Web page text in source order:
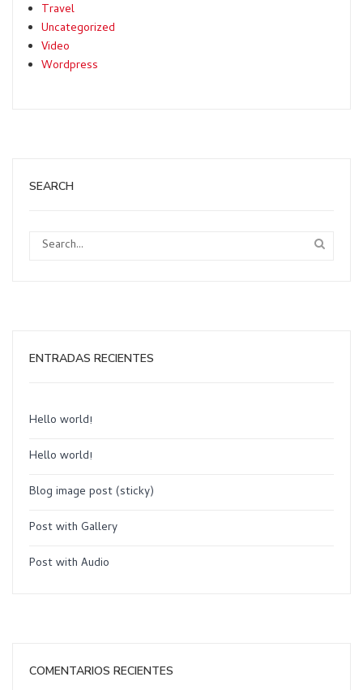
Travel
Uncategorized
Video
Wordpress
SEARCH
ENTRADAS RECIENTES
Hello world!
Hello world!
Blog image post (sticky)
Post with Gallery
Post with Audio
COMENTARIOS RECIENTES